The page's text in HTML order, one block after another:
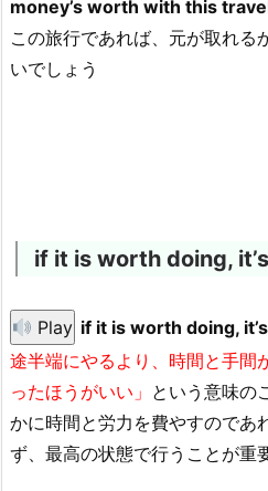
money’s worth with this
この旅行であれば、元が取れる
いでしょう
if it is worth doing,
Play if it is worth doing,
途半端にやるより、時間と手間
ったほうがいい」 という意味の
かに時間と労力を費やすのであ
ず、最高の状態で行うことが重